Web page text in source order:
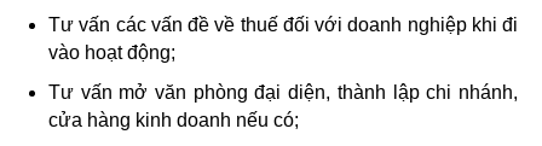
Tư vấn các vấn đề về thuế đối với doanh nghiệp khi đi
vào hoạt động;
Tư vấn mở văn phòng đại diện, thành lập chi nhánh,
cửa hàng kinh doanh nếu có;